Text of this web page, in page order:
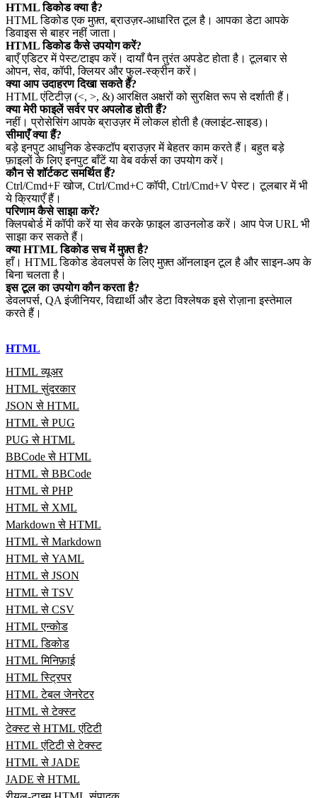
HTML डिकोड क्या है?
HTML डिकोड एक मुफ़्त, ब्राउज़र‑आधारित टूल है। आपका डेटा आपके
डिवाइस से बाहर नहीं जाता।
HTML डिकोड कैसे उपयोग करें?
बाएँ एडिटर में पेस्ट/टाइप करें। दायाँ पैन तुरंत अपडेट होता है। टूलबार से
ओपन, सेव, कॉपी, क्लियर और फुल‑स्क्रीन करें।
क्या आप उदाहरण दिखा सकते हैं?
HTML एंटिटीज़ (<, >, &) आरक्षित अक्षरों को सुरक्षित रूप से दर्शाती हैं।
क्या मेरी फाइलें सर्वर पर अपलोड होती हैं?
नहीं। प्रोसेसिंग आपके ब्राउज़र में लोकल होती है (क्लाइंट‑साइड)।
सीमाएँ क्या हैं?
बड़े इनपुट आधुनिक डेस्कटॉप ब्राउज़र में बेहतर काम करते हैं। बहुत बड़े
फ़ाइलों के लिए इनपुट बाँटें या वेब वर्कर्स का उपयोग करें।
कौन से शॉर्टकट समर्थित हैं?
Ctrl/Cmd+F खोज, Ctrl/Cmd+C कॉपी, Ctrl/Cmd+V पेस्ट। टूलबार में भी
ये क्रियाएँ हैं।
परिणाम कैसे साझा करें?
क्लिपबोर्ड में कॉपी करें या सेव करके फ़ाइल डाउनलोड करें। आप पेज URL भी
साझा कर सकते हैं।
क्या HTML डिकोड सच में मुफ़्त है?
हाँ। HTML डिकोड डेवलपर्स के लिए मुफ़्त ऑनलाइन टूल है और साइन‑अप के
बिना चलता है।
इस टूल का उपयोग कौन करता है?
डेवलपर्स, QA इंजीनियर, विद्यार्थी और डेटा विश्लेषक इसे रोज़ाना इस्तेमाल
करते हैं।
HTML
HTML व्यूअर
HTML सुंदरकार
JSON से HTML
HTML से PUG
PUG से HTML
BBCode से HTML
HTML से BBCode
HTML से PHP
HTML से XML
Markdown से HTML
HTML से Markdown
HTML से YAML
HTML से JSON
HTML से TSV
HTML से CSV
HTML एन्कोड
HTML डिकोड
HTML मिनिफ़ाई
HTML स्ट्रिपर
HTML टेबल जेनरेटर
HTML से टेक्स्ट
टेक्स्ट से HTML एंटिटी
HTML एंटिटी से टेक्स्ट
HTML से JADE
JADE से HTML